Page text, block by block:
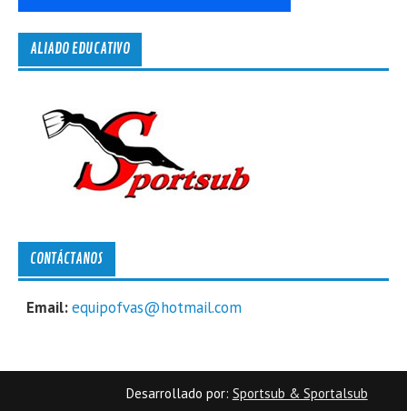
ALIADO EDUCATIVO
CONTÁCTANOS
Email:equipofvas@hotmail.com
Desarrollado por: Sportsub & Sportalsub